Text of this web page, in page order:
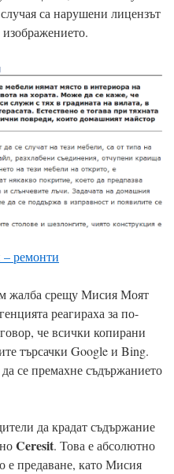
са нарушени лицензът
– ремонти
жалба срещу Мисия Моят
реагираха за по-
че всички копирани
търсачки Google и Bing.
се премахне съдържанието
да крадат съдържание
Ceresit. Това е абсолютно
е предаване, като Мисия